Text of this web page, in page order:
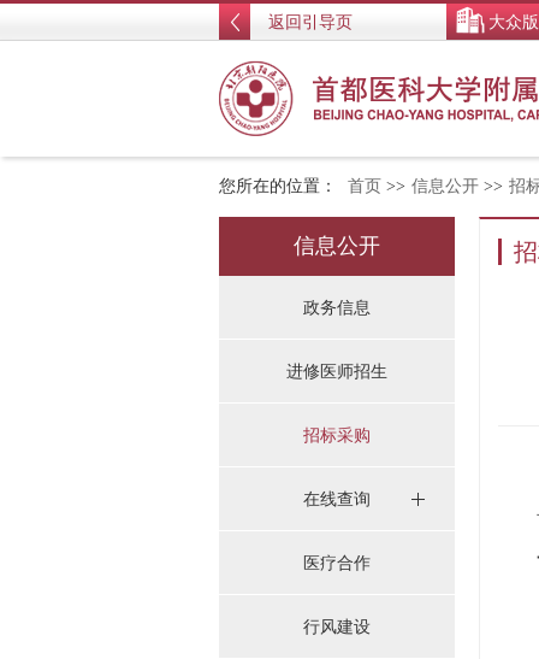
返回引导页 大众版
您所在的位置： 首页 >> 信息公开 >> 招
信息公开
政务信息
进修医师招生
招标采购
在线查询
医疗合作
行风建设
首